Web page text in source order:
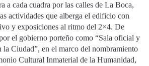
a cada cuadra por las calles de La Boca,
actividades que alberga el edificio con
y exposiciones al ritmo del 2×4. De
el gobierno porteño como “Sala oficial y
la Ciudad”, en el marco del nombramiento
Cultural Inmaterial de la Humanidad,